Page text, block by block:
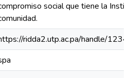
social que tiene la
ridda2.utp.ac.pa/handle/